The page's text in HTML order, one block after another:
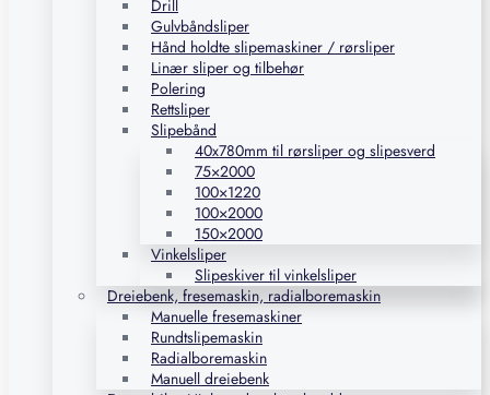
Drill
Gulvbåndsliper
Hånd holdte slipemaskiner / rørsliper
Linær sliper og tilbehør
Polering
Rettsliper
Slipebånd
40x780mm til rørsliper og slipesverd
75×2000
100×1220
100×2000
150×2000
Vinkelsliper
Slipeskiver til vinkelsliper
Dreiebenk, fresemaskin, radialboremaskin
Manuelle fresemaskiner
Rundtslipemaskin
Radialboremaskin
Manuell dreiebenk